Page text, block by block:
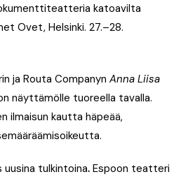
katoavilta
Ovet, Helsinki. 27.–28.
ja Routa Companyn Anna Liisa
näyttämölle tuoreella tavalla.
ilmaisun kautta häpeää,
uusina tulkintoina. Espoon teatteri